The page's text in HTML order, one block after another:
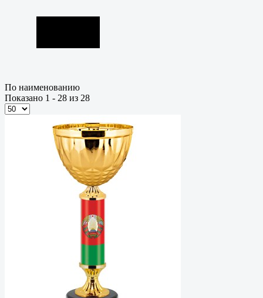
По наименованию
Показано 1 - 28 из 28